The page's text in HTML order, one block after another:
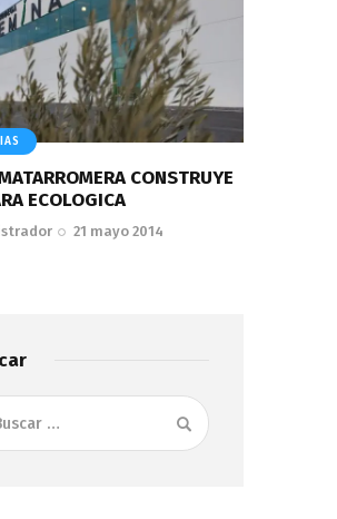
CONSTRUYE
ECOLOGICA
21 mayo 2014